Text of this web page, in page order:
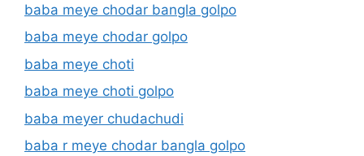
baba meye chodar bangla golpo
baba meye chodar golpo
baba meye choti
baba meye choti golpo
baba meyer chudachudi
baba r meye chodar bangla golpo